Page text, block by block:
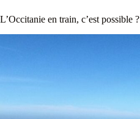
L’Occitanie en train, c’est possible ?